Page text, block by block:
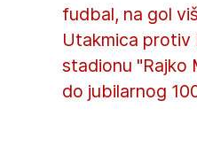
fudbal, na gol
Utakmica protiv
stadionu "Rajko
do jubilarnog